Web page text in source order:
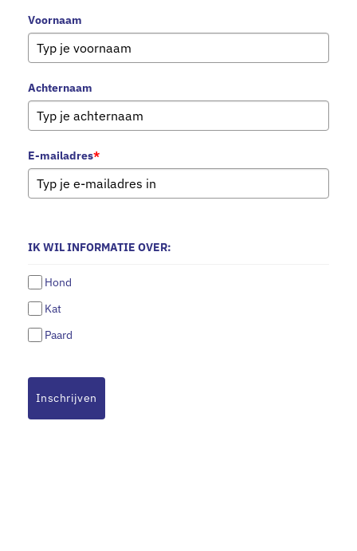
Voornaam
Achternaam
E-mailadres*
IK WIL INFORMATIE OVER:
Hond
Kat
Paard
Inschrijven